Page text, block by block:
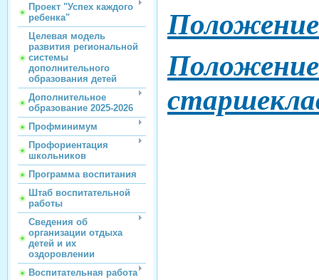
Проект "Успех каждого
ребенка"
Целевая модель
развития региональной
системы
дополнительного
образования детей
Дополнительное
образование 2025-2026
Профминимум
Профориентация
школьников
Программа воспитания
Штаб воспитательной
работы
Сведения об
организации отдыха
детей и их
оздоровлении
Воспитательная работа